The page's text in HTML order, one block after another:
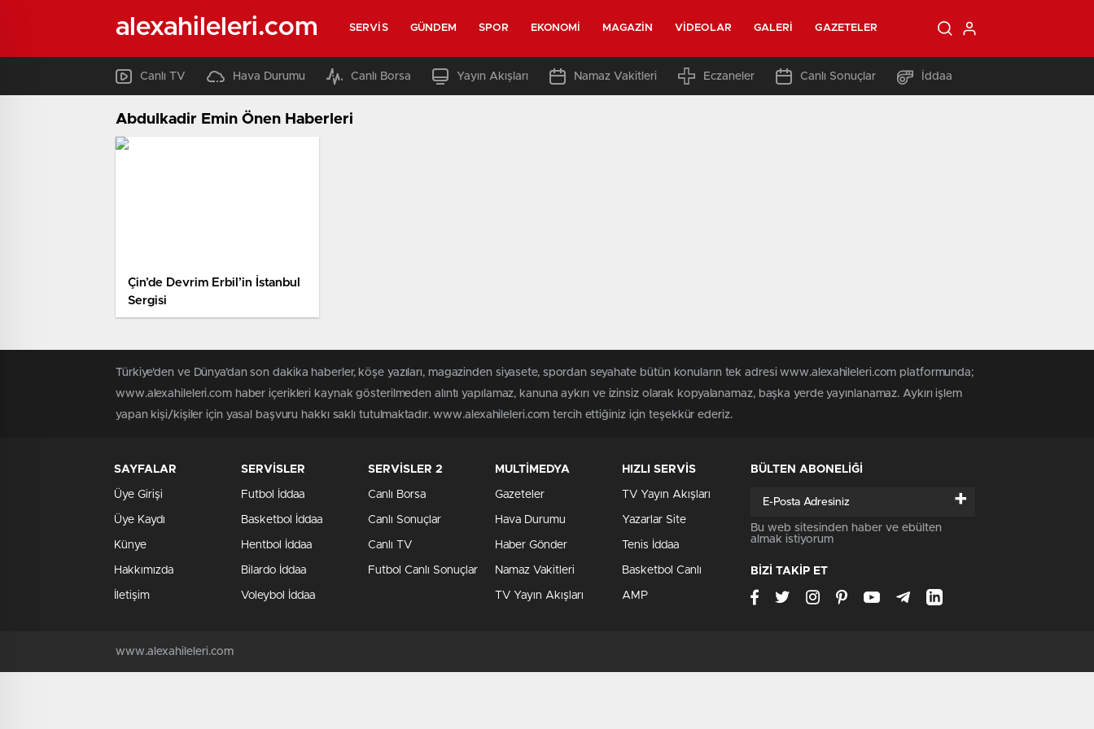
alexahileleri.com SERVIS GÜNDEM SPOR EKONOMI MAGAZIN VIDEOLAR GALERI GAZETELER
Canlı TV Hava Durumu Canlı Borsa Yayın Akışları Namaz Vakitleri Eczaneler Canlı Sonuçlar İddaa
Abdulkadir Emin Önen Haberleri
Çin’de Devrim Erbil’in İstanbul
Sergisi
Türkiye'den ve Dünya’dan son dakika haberler, köşe yazıları, magazinden siyasete, spordan seyahate bütün konuların tek adresi www.alexahileleri.com platformunda;
www.alexahileleri.com haber içerikleri kaynak gösterilmeden alıntı yapılamaz, kanuna aykırı ve izinsiz olarak kopyalanamaz, başka yerde yayınlanamaz. Aykırı işlem
yapan kişi/kişiler için yasal başvuru hakkı saklı tutulmaktadır. www.alexahileleri.com tercih ettiğiniz için teşekkür ederiz.
SAYFALAR
Üye Girişi
Üye Kaydı
Künye
Hakkımızda
İletişim
SERVİSLER
Futbol İddaa
Basketbol İddaa
Hentbol İddaa
Bilardo İddaa
Voleybol İddaa
SERVİSLER 2
Canlı Borsa
Canlı Sonuçlar
Canlı TV
Futbol Canlı Sonuçlar
MULTİMEDYA
Gazeteler
Hava Durumu
Haber Gönder
Namaz Vakitleri
TV Yayın Akışları
HIZLI SERVİS
TV Yayın Akışları
Yazarlar Site
Tenis İddaa
Basketbol Canlı
AMP
BÜLTEN ABONELİĞİ
+
Bu web sitesinden haber ve ebülten
almak istiyorum
BİZİ TAKİP ET
www.alexahileleri.com